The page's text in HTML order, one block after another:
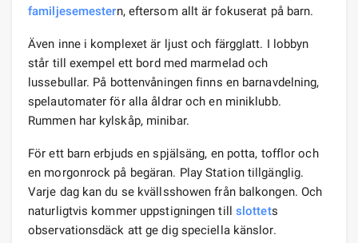
familjesemestern, eftersom allt är fokuserat på barn.
Även inne i komplexet är ljust och färgglatt. I lobbyn
står till exempel ett bord med marmelad och
lussebullar. På bottenvåningen finns en barnavdelning,
spelautomater för alla åldrar och en miniklubb.
Rummen har kylskåp, minibar.
För ett barn erbjuds en spjälsäng, en potta, tofflor och
en morgonrock på begäran. Play Station tillgänglig.
Varje dag kan du se kvällsshowen från balkongen. Och
naturligtvis kommer uppstigningen till slottets
observationsdäck att ge dig speciella känslor.